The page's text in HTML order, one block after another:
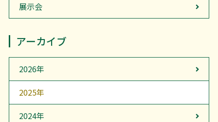
展示会
アーカイブ
2026年
2025年
2024年